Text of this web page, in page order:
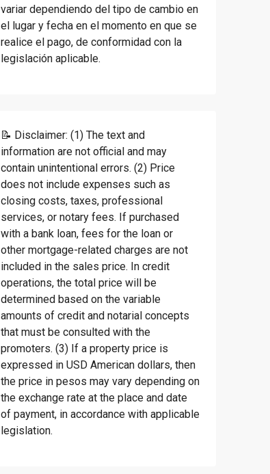
variar dependiendo del tipo de cambio en
el lugar y fecha en el momento en que se
realice el pago, de conformidad con la
legislación aplicable.
📝 Disclaimer: (1) The text and
information are not official and may
contain unintentional errors. (2) Price
does not include expenses such as
closing costs, taxes, professional
services, or notary fees. If purchased
with a bank loan, fees for the loan or
other mortgage-related charges are not
included in the sales price. In credit
operations, the total price will be
determined based on the variable
amounts of credit and notarial concepts
that must be consulted with the
promoters. (3) If a property price is
expressed in USD American dollars, then
the price in pesos may vary depending on
the exchange rate at the place and date
of payment, in accordance with applicable
legislation.